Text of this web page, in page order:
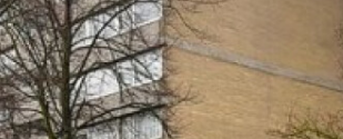
Wat is de privacyverklaring
Berekent AppartementDelft
Alle veelgestelde vragen